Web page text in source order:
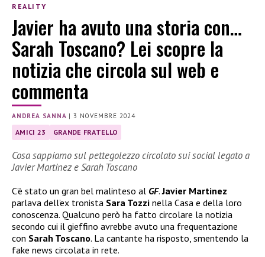
REALITY
Javier ha avuto una storia con…
Sarah Toscano? Lei scopre la
notizia che circola sul web e
commenta
ANDREA SANNA |3 NOVEMBRE 2024
AMICI 23 GRANDE FRATELLO
Cosa sappiamo sul pettegolezzo circolato sui social legato a
Javier Martinez e Sarah Toscano
C’è stato un gran bel malinteso al GF.Javier Martinez
parlava dell’ex tronista Sara Tozzi nella Casa e della loro
conoscenza. Qualcuno però ha fatto circolare la notizia
secondo cui il gieffino avrebbe avuto una frequentazione
con Sarah Toscano. La cantante ha risposto, smentendo la
fake news circolata in rete.